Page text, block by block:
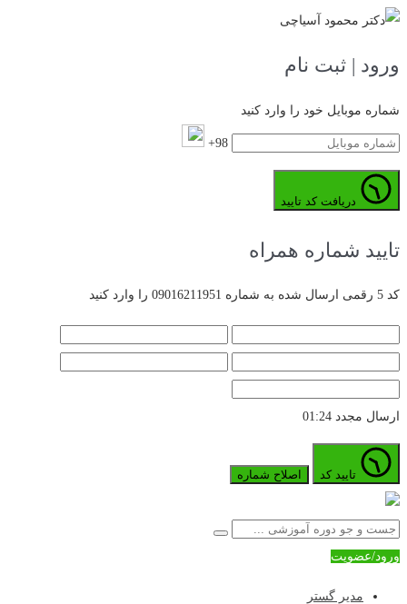
ورود | ثبت نام
شماره موبایل خود را وارد کنید
98+
تایید شماره همراه
کد 5 رقمی ارسال شده به شماره 09016211951 را وارد کنید
ارسال مجدد 01:24
اصلاح شماره
ورود/عضویت
مدیر گستر